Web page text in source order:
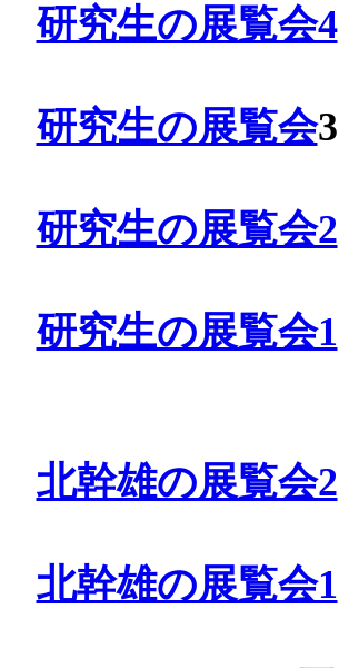
研究生の展覧会4
研究生の展覧会3
研究生の展覧会2
研究生の展覧会1
北幹雄の展覧会2
北幹雄の展覧会1